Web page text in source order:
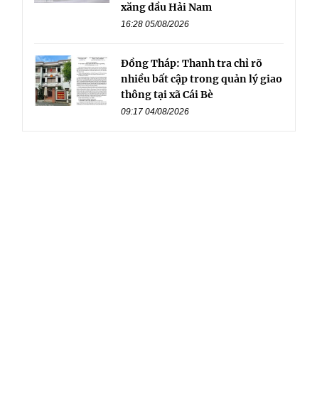
xăng dầu Hải Nam
16:28 05/08/2026
Đồng Tháp: Thanh tra chỉ rõ
nhiều bất cập trong quản lý giao
thông tại xã Cái Bè
09:17 04/08/2026